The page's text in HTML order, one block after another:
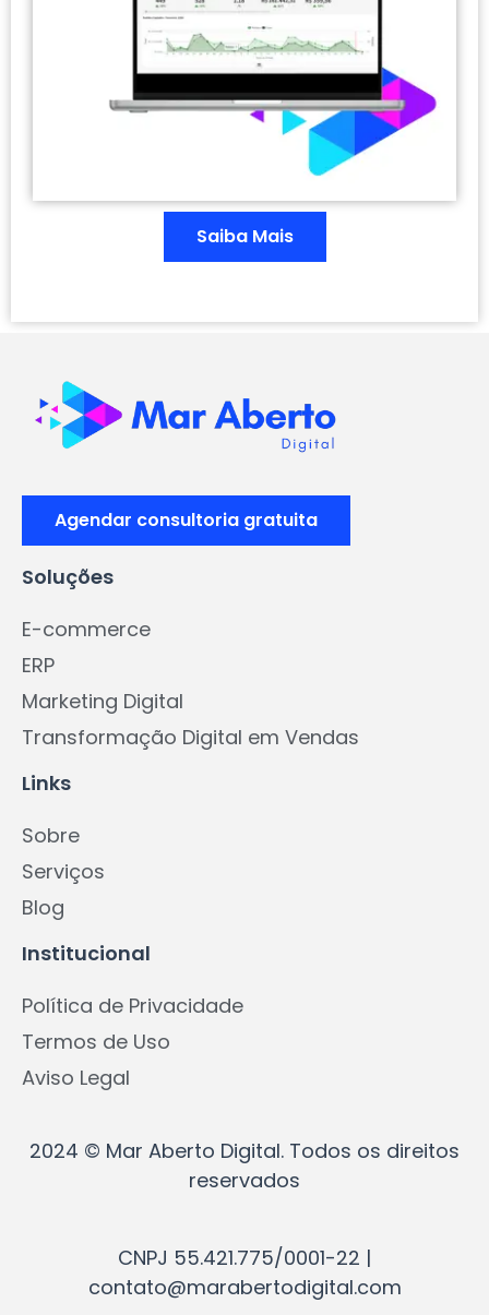
Saiba Mais
Agendar consultoria gratuita
Soluções
E-commerce
ERP
Marketing Digital
Transformação Digital em Vendas
Links
Sobre
Serviços
Blog
Institucional
Política de Privacidade
Termos de Uso
Aviso Legal
2024 © Mar Aberto Digital. Todos os direitos
reservados
CNPJ 55.421.775/0001-22 |
contato@marabertodigital.com